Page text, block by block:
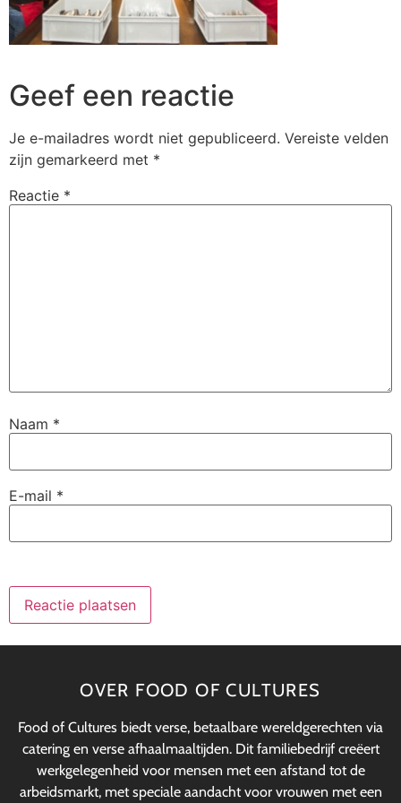
Geef een reactie
Je e-mailadres wordt niet gepubliceerd. Vereiste velden
zijn gemarkeerd met *
Reactie *
Naam *
E-mail *
OVER FOOD OF CULTURES
Food of Cultures biedt verse, betaalbare wereldgerechten via
catering en verse afhaalmaaltijden. Dit familiebedrijf creëert
werkgelegenheid voor mensen met een afstand tot de
arbeidsmarkt, met speciale aandacht voor vrouwen met een